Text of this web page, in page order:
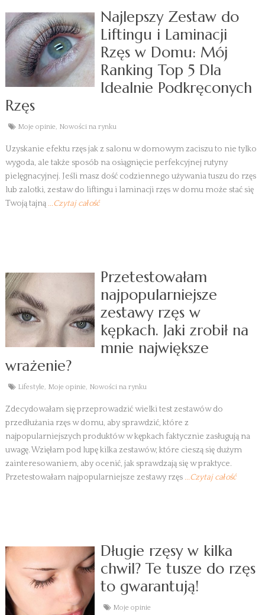
Najlepszy Zestaw do
Liftingu i Laminacji
Rzęs w Domu: Mój
Ranking Top 5 Dla
Idealnie Podkręconych
Rzęs
Moje opinie, Nowości na rynku
Uzyskanie efektu rzęs jak z salonu w domowym zaciszu to nie tylko
wygoda, ale także sposób na osiągnięcie perfekcyjnej rutyny
pielęgnacyjnej. Jeśli masz dość codziennego używania tuszu do rzęs
lub zalotki, zestaw do liftingu i laminacji rzęs w domu może stać się
Twoją tajną ...Czytaj całość
Przetestowałam
najpopularniejsze
zestawy rzęs w
kępkach. Jaki zrobił na
mnie największe
wrażenie?
Lifestyle, Moje opinie, Nowości na rynku
Zdecydowałam się przeprowadzić wielki test zestawów do
przedłużania rzęs w domu, aby sprawdzić, które z
najpopularniejszych produktów w kępkach faktycznie zasługują na
uwagę. Wzięłam pod lupę kilka zestawów, które cieszą się dużym
zainteresowaniem, aby ocenić, jak sprawdzają się w praktyce.
Przetestowałam najpopularniejsze zestawy rzęs ...Czytaj całość
Długie rzęsy w kilka
chwil? Te tusze do rzęs
to gwarantują!
Moje opinie